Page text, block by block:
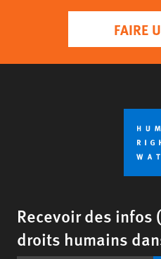
FAIRE
Recevoir des infos
droits humains